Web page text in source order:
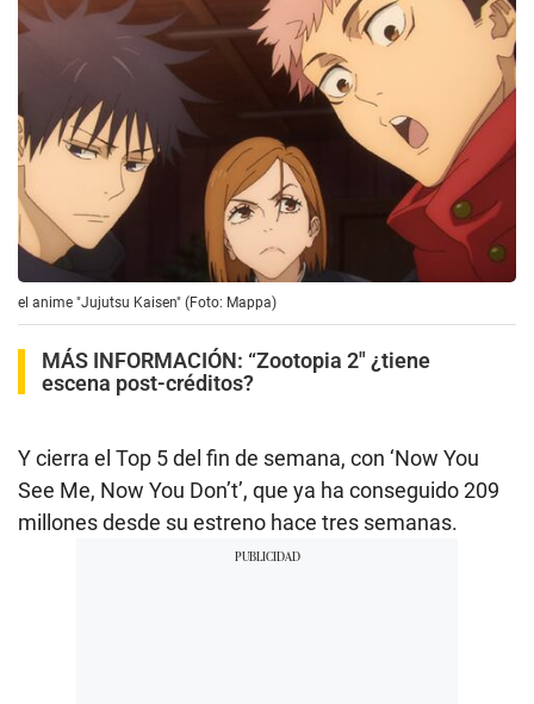
el anime "Jujutsu Kaisen" (Foto: Mappa)
MÁS INFORMACIÓN: “Zootopia 2″ ¿tiene
escena post-créditos?
Y cierra el Top 5 del fin de semana, con ‘Now You
See Me, Now You Don’t’, que ya ha conseguido 209
millones desde su estreno hace tres semanas.